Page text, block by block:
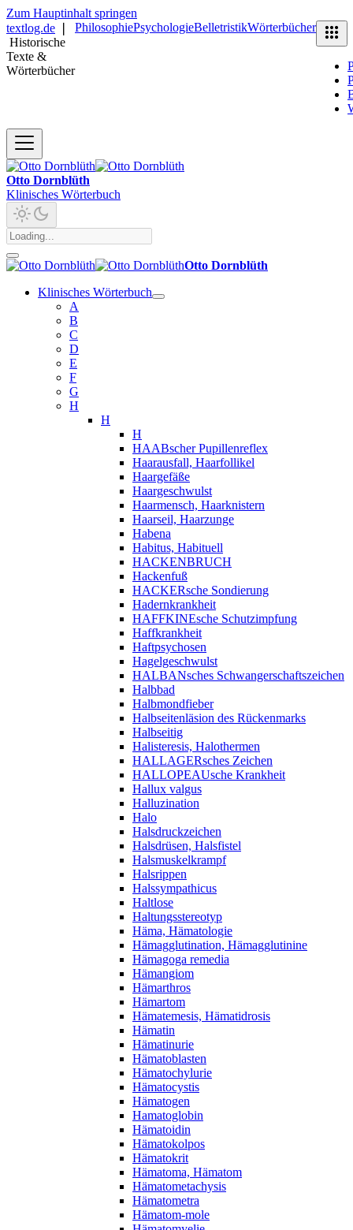
Zum Hauptinhalt springen
textlog.de
Historische
Texte &
Wörterbücher
PhilosophiePsychologieBelletristikWörterbücher
Otto Dornblüth
Klinisches Wörterbuch
Otto Dornblüth
Klinisches Wörterbuch
A
B
C
D
E
F
G
H
H
H
HAABscher Pupillenreflex
Haarausfall, Haarfollikel
Haargefäße
Haargeschwulst
Haarmensch, Haarknistern
Haarseil, Haarzunge
Habena
Habitus, Habituell
HACKENBRUCH
Hackenfuß
HACKERsche Sondierung
Hadernkrankheit
HAFFKINEsche Schutzimpfung
Haffkrankheit
Haftpsychosen
Hagelgeschwulst
HALBANsches Schwangerschaftszeichen
Halbbad
Halbmondfieber
Halbseitenläsion des Rückenmarks
Halbseitig
Halisteresis, Halothermen
HALLAGERsches Zeichen
HALLOPEAUsche Krankheit
Hallux valgus
Halluzination
Halo
Halsdruckzeichen
Halsdrüsen, Halsfistel
Halsmuskelkrampf
Halsrippen
Halssympathicus
Haltlose
Haltungsstereotyp
Häma, Hämatologie
Hämagglutination, Hämagglutinine
Hämagoga remedia
Hämangiom
Hämarthros
Hämartom
Hämatemesis, Hämatidrosis
Hämatin
Hämatinurie
Hämatoblasten
Hämatochylurie
Hämatocystis
Hämatogen
Hamatoglobin
Hämatoidin
Hämatokolpos
Hämatokrit
Hämatoma, Hämatom
Hämatometachysis
Hämatometra
Hämatom-mole